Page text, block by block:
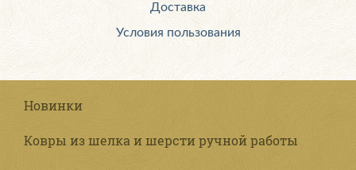
Доставка
Условия пользования
Новинки
Ковры из шелка и шерсти ручной работы